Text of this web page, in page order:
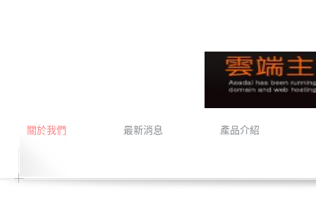
關於我們 最新消息 產品介紹